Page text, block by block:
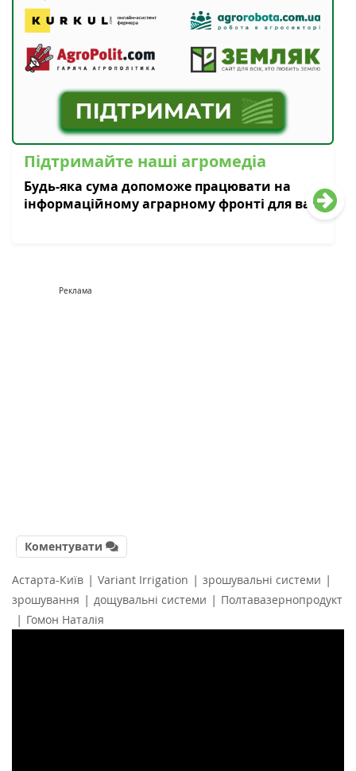
Підтримайте наші агромедіа
Будь-яка сума допоможе працювати на
інформаційному аграрному фронті для вас
Реклама
Коментувати
Астарта-Київ | Variant Irrigation | зрошувальні системи |
зрошування | дощувальні системи | Полтавазернопродукт
| Гомон Наталія